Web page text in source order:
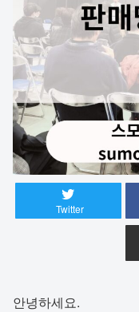
Twitter
안녕하세요.